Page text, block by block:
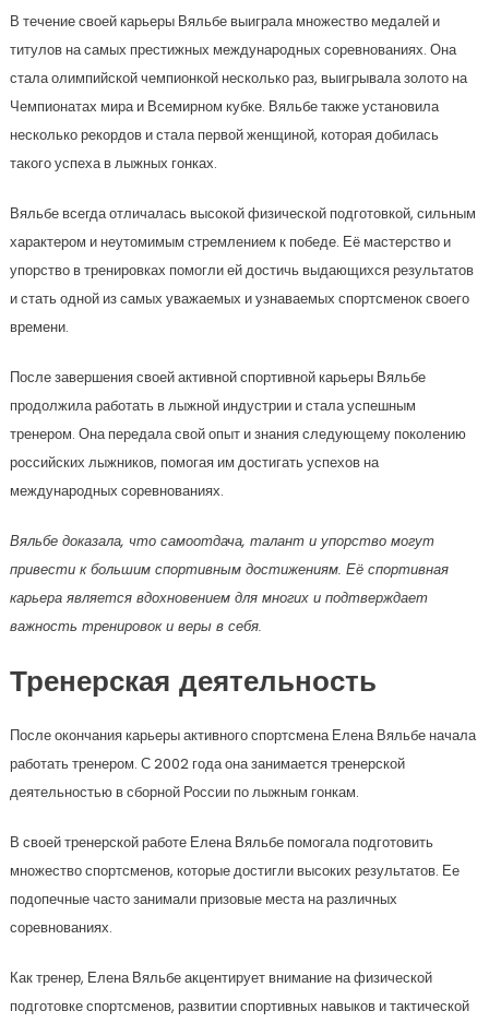
В течение своей карьеры Вяльбе выиграла множество медалей и
титулов на самых престижных международных соревнованиях. Она
стала олимпийской чемпионкой несколько раз, выигрывала золото на
Чемпионатах мира и Всемирном кубке. Вяльбе также установила
несколько рекордов и стала первой женщиной, которая добилась
такого успеха в лыжных гонках.
Вяльбе всегда отличалась высокой физической подготовкой, сильным
характером и неутомимым стремлением к победе. Её мастерство и
упорство в тренировках помогли ей достичь выдающихся результатов
и стать одной из самых уважаемых и узнаваемых спортсменок своего
времени.
После завершения своей активной спортивной карьеры Вяльбе
продолжила работать в лыжной индустрии и стала успешным
тренером. Она передала свой опыт и знания следующему поколению
российских лыжников, помогая им достигать успехов на
международных соревнованиях.
Вяльбе доказала, что самоотдача, талант и упорство могут
привести к большим спортивным достижениям. Её спортивная
карьера является вдохновением для многих и подтверждает
важность тренировок и веры в себя.
Тренерская деятельность
После окончания карьеры активного спортсмена Елена Вяльбе начала
работать тренером. С 2002 года она занимается тренерской
деятельностью в сборной России по лыжным гонкам.
В своей тренерской работе Елена Вяльбе помогала подготовить
множество спортсменов, которые достигли высоких результатов. Ее
подопечные часто занимали призовые места на различных
соревнованиях.
Как тренер, Елена Вяльбе акцентирует внимание на физической
подготовке спортсменов, развитии спортивных навыков и тактической